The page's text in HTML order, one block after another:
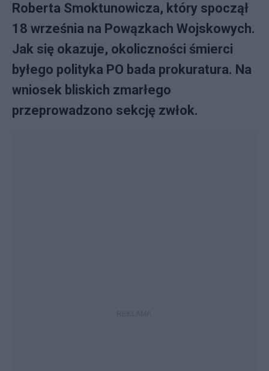
Roberta Smoktunowicza, który spoczął
18 września na Powązkach Wojskowych.
Jak się okazuje, okoliczności śmierci
byłego polityka PO bada prokuratura. Na
wniosek bliskich zmarłego
przeprowadzono sekcję zwłok.